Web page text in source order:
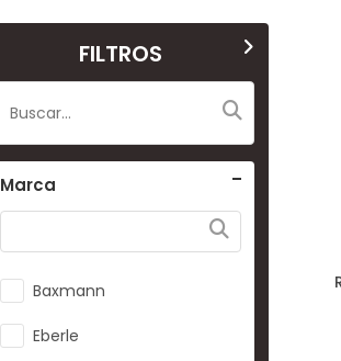
FILTROS
Marca
Baxmann
Eberle